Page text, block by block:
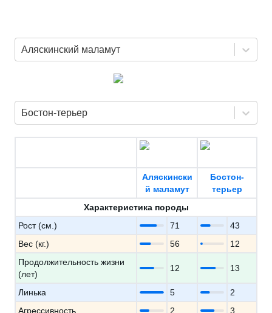
Аляскинский маламут
Бостон-терьер
Аляскински
й маламут
Бостон-
терьер
Характеристика породы
Рост (см.)
71
43
Вес (кг.)
56
12
Продолжительность жизни
(лет)
12 13
Линька 5
2
Агрессивность
2
3